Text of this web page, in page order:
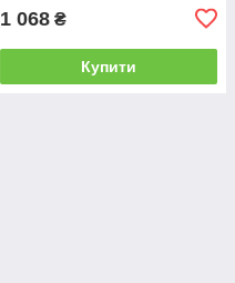
1 068 ₴
Купити